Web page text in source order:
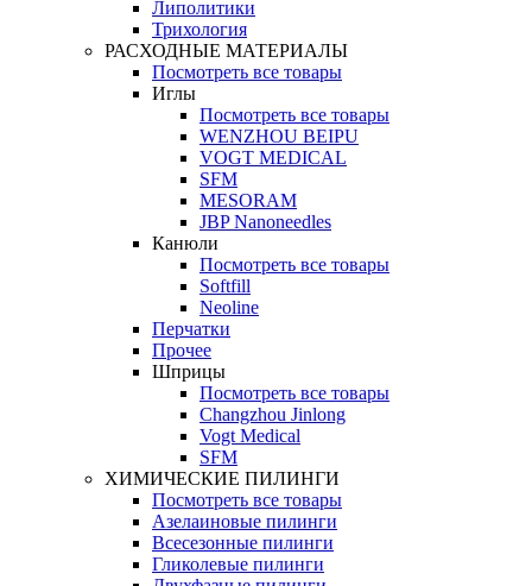
Липолитики
Трихология
РАСХОДНЫЕ МАТЕРИАЛЫ
Посмотреть все товары
Иглы
Посмотреть все товары
WENZHOU BEIPU
VOGT MEDICAL
SFM
MESORAM
JBP Nanoneedles
Канюли
Посмотреть все товары
Softfill
Neoline
Перчатки
Прочее
Шприцы
Посмотреть все товары
Changzhou Jinlong
Vogt Medical
SFM
ХИМИЧЕСКИЕ ПИЛИНГИ
Посмотреть все товары
Азелаиновые пилинги
Всесезонные пилинги
Гликолевые пилинги